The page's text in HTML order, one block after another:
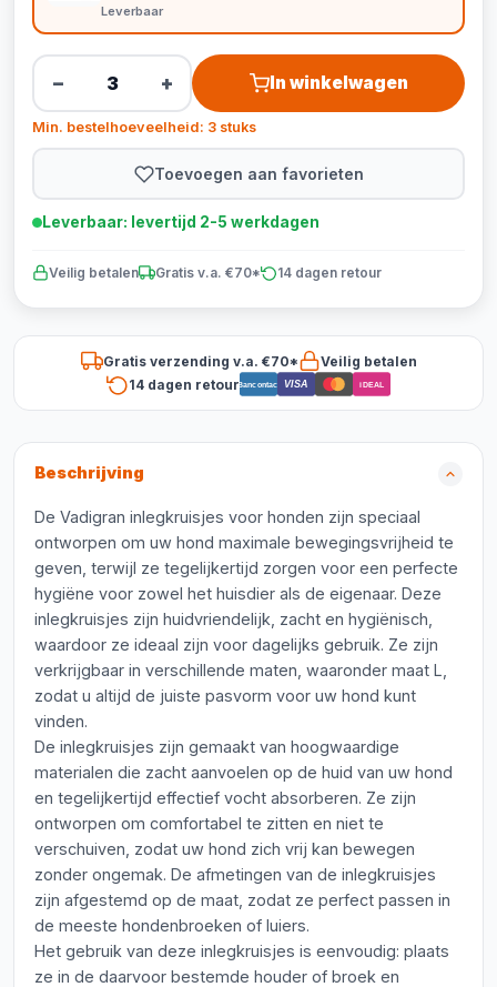
Leverbaar
− + In winkelwagen
Min. bestelhoeveelheid: 3 stuks
Toevoegen aan favorieten
Leverbaar: levertijd 2-5 werkdagen
Veilig betalen Gratis v.a. €70* 14 dagen retour
Gratis verzending v.a. €70*
Veilig betalen
14 dagen retourBancontact VISA iDEAL
Beschrijving
De Vadigran inlegkruisjes voor honden zijn speciaal
ontworpen om uw hond maximale bewegingsvrijheid te
geven, terwijl ze tegelijkertijd zorgen voor een perfecte
hygiëne voor zowel het huisdier als de eigenaar. Deze
inlegkruisjes zijn huidvriendelijk, zacht en hygiënisch,
waardoor ze ideaal zijn voor dagelijks gebruik. Ze zijn
verkrijgbaar in verschillende maten, waaronder maat L,
zodat u altijd de juiste pasvorm voor uw hond kunt
vinden.
De inlegkruisjes zijn gemaakt van hoogwaardige
materialen die zacht aanvoelen op de huid van uw hond
en tegelijkertijd effectief vocht absorberen. Ze zijn
ontworpen om comfortabel te zitten en niet te
verschuiven, zodat uw hond zich vrij kan bewegen
zonder ongemak. De afmetingen van de inlegkruisjes
zijn afgestemd op de maat, zodat ze perfect passen in
de meeste hondenbroeken of luiers.
Het gebruik van deze inlegkruisjes is eenvoudig: plaats
ze in de daarvoor bestemde houder of broek en